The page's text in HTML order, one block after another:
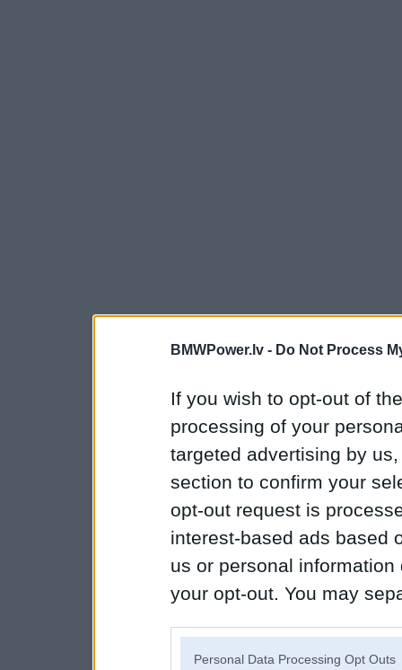
BMWPower.lv - Do Not Process
If you wish to opt-out of
processing of your
targeted advertising by
section to confirm your
opt-out request is
interest-based ads based
us or personal
your opt-out. You may
Personal Data Processing Opt Outs